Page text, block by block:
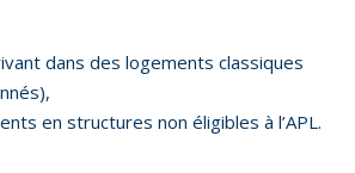
dans des logements classiques
en structures non éligibles à l’APL.